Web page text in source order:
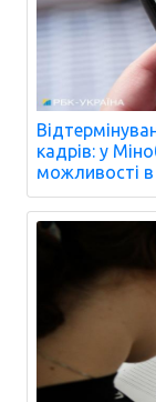
кадрів: у
можливості